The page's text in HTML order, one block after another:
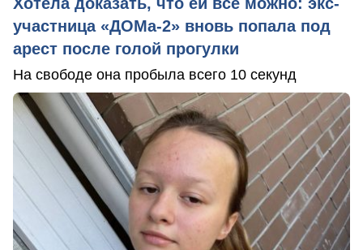
участница «ДОМа-2» вновь попала под
арест после голой прогулки
На свободе она пробыла всего 10 секунд